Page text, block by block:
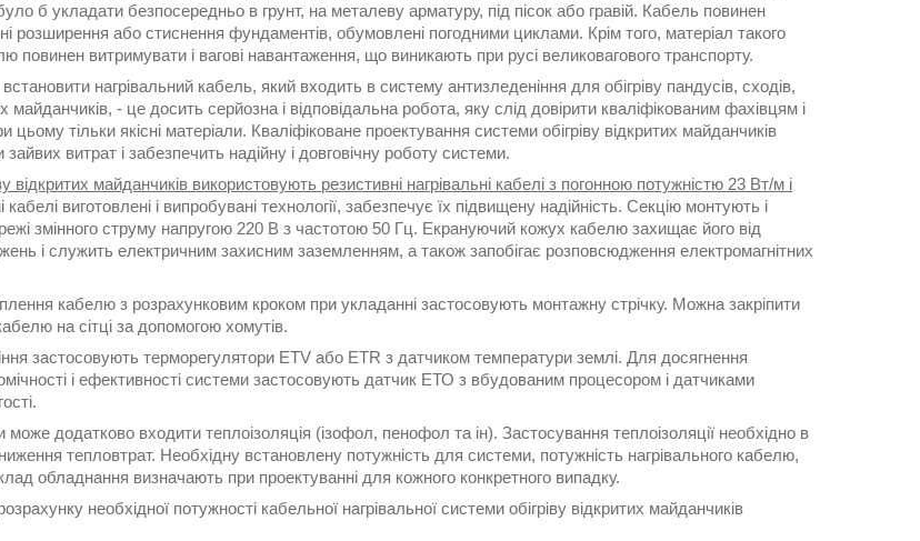
б укладати безпосередньо в грунт, на металеву арматуру, під пісок або гравій. Кабель повинен
розширення або стиснення фундаментів, обумовлені погодними циклами. Крім того, матеріал такого
повинен витримувати і вагові навантаження, що виникають при русі великовагового транспорту.
нагрівальний кабель, який входить в систему антизледеніння для обігріву пандусів, сходів,
майданчиків, - це досить серйозна і відповідальна робота, яку слід довірити кваліфікованим фахівцям і
цьому тільки якісні матеріали. Кваліфіковане проектування системи обігріву відкритих майданчиків
витрат і забезпечить надійну і довговічну роботу системи.
відкритих майданчиків використовують резистивні нагрівальні кабелі з погонною потужністю 23 Вт/м і
кабелі виготовлені і випробувані технології, забезпечує їх підвищену надійність. Секцію монтують і
змінного струму напругою 220 В з частотою 50 Гц. Екрануючий кожух кабелю захищає його від
і служить електричним захисним заземленням, а також запобігає розповсюдження електромагнітних
кабелю з розрахунковим кроком при укладанні застосовують монтажну стрічку. Можна закріпити
кабелю на сітці за допомогою хомутів.
застосовують терморегулятори ETV або ETR з датчиком температури землі. Для досягнення
і ефективності системи застосовують датчик ЕТО з вбудованим процесором і датчиками
додатково входити теплоізоляція (ізофол, пенофол та ін). Застосування теплоізоляції необхідно в
тепловтрат. Необхідну встановлену потужність для системи, потужність нагрівального кабелю,
обладнання визначають при проектуванні для кожного конкретного випадку.
необхідної потужності кабельної нагрівальної системи обігріву відкритих майданчиків